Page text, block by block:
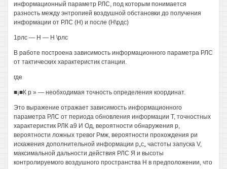
информационный параметр РЛС, под которым понимается
разность между энтропией воздушной обстановки до получения
информации от РЛС (Н) и после (Н\рдс)
1рлс — Н — Н \рлс
В работе построена зависимость информационного параметра РЛС
от тактических характеристик станции.
где
■¡■К р » — необходимая точность определения координат.
Это выражение отражает зависимость информационного
параметра РЛС от периода обновления информации Т, точностных
характеристик РЛК а9 И Од, вероятности обнаружения р,
вероятности ложных тревог Рмж, вероятности прохождения ри
искажения дополнительной информации р„с„ частоты запуска V,
максимальной дальности действия РЛС Я и высоты
контролируемого воздушного пространства Н в предположении, что